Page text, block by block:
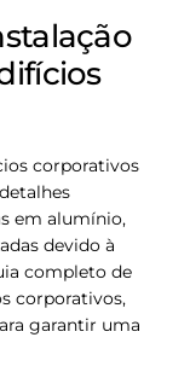
corporativos
em alumínio,
devido à
completo de
corporativos,
garantir uma